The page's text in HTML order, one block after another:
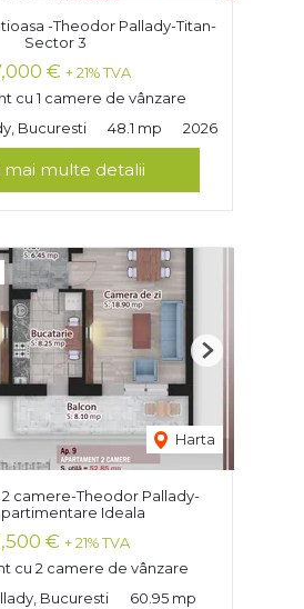
-Theodor Pallady-Titan-
Sector 3
€ + 21% TVA
cu 1 camere de vânzare
Bucuresti
48.1 mp 2026
mai multe detalii
Harta
Next
camere-Theodor Pallady-
Ideala
€ + 21% TVA
cu 2 camere de vânzare
Bucuresti
60.95 mp